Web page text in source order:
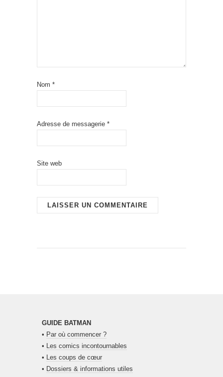
Nom *
Adresse de messagerie *
Site web
GUIDE BATMAN
• Par où commencer ?
• Les comics incontournables
• Les coups de cœur
• Dossiers & informations utiles